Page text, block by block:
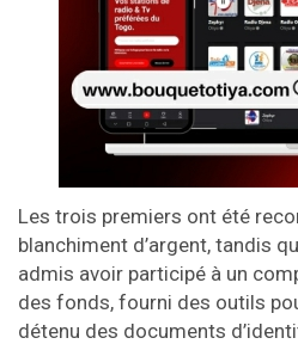
Les trois premiers ont été
blanchiment d’argent, tandis
admis avoir participé à un
des fonds, fourni des outils
détenu des documents